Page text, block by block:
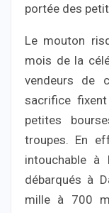
portée des
Le mouton
mois de la
vendeurs de
sacrifice
petites
troupes. En
intouchable à
débarqués à
mille à 700